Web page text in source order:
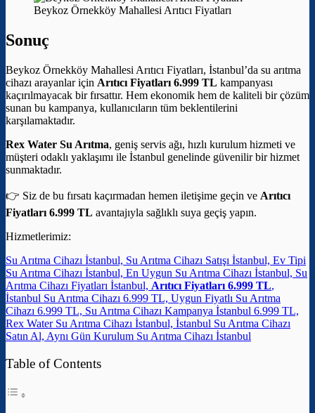
Beykoz Örnekköy Mahallesi Arıtıcı Fiyatları
Sonuç
Beykoz Örnekköy Mahallesi Arıtıcı Fiyatları, İstanbul’da su arıtma
cihazı arayanlar için Arıtıcı Fiyatları 6.999 TL kampanyası
kaçırılmayacak bir fırsattır. Hem ekonomik hem de kaliteli bir çözüm
sunan bu kampanya, kullanıcıların tüm beklentilerini
karşılamaktadır.
Rex Water Su Arıtma, geniş servis ağı, hızlı kurulum hizmeti ve
müşteri odaklı yaklaşımı ile İstanbul genelinde güvenilir bir hizmet
sunmaktadır.
👉 Siz de bu fırsatı kaçırmadan hemen iletişime geçin ve Arıtıcı
Fiyatları 6.999 TL avantajıyla sağlıklı suya geçiş yapın.
Hizmetlerimiz:
Su Arıtma Cihazı İstanbul, Su Arıtma Cihazı Satışı İstanbul, Ev Tipi
Su Arıtma Cihazı İstanbul, En Uygun Su Arıtma Cihazı İstanbul, Su
Arıtma Cihazı Fiyatları İstanbul, Arıtıcı Fiyatları 6.999 TL,
İstanbul Su Arıtma Cihazı 6.999 TL, Uygun Fiyatlı Su Arıtma
Cihazı 6.999 TL, Su Arıtma Cihazı Kampanya İstanbul 6.999 TL,
Rex Water Su Arıtma Cihazı İstanbul, İstanbul Su Arıtma Cihazı
Satın Al, Aynı Gün Kurulum Su Arıtma Cihazı İstanbul
Table of Contents